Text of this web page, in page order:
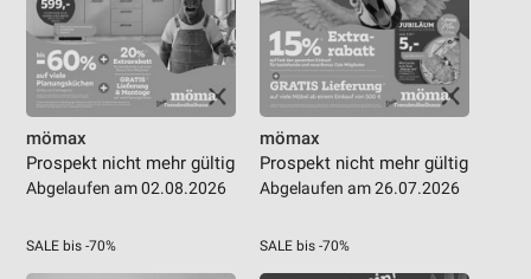
mömax
Prospekt nicht mehr gültig
Abgelaufen am 02.08.2026
mömax
Prospekt nicht mehr gültig
Abgelaufen am 26.07.2026
SALE bis -70% SALE bis -70%